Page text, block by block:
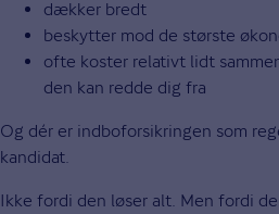
dækker bredt
beskytter mod de største
ofte koster relativt lidt
den kan redde dig fra
Og dér er indboforsikringen som
kandidat.
Ikke fordi den løser alt. Men fordi